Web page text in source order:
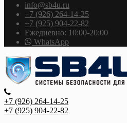
info@sb4u.ru
+7 (926) 264-14-25
+7 (925) 904-22-82
Ежедневно: 10:00-20:00
WhatsApp
+7 (926) 264-14-25
+7 (925) 904-22-82